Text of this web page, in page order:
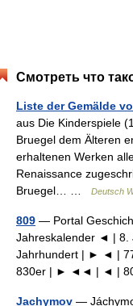
Смотреть что
Liste der Gemälde
aus Die Kinderspiele
Bruegel dem Älteren
erhaltenen Werken
Renaissance
Bruegel… …
Deutsch
809 — Portal
Jahreskalender ◄ | 8.
Jahrhundert | ► ◄ |
830er | ► ◄◄ | ◄ |
Jachymov —